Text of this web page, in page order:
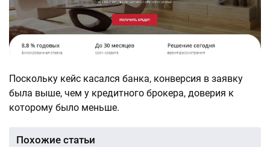
Поскольку кейс касался банка, конверсия в заявку
была выше, чем у кредитного брокера, доверия к
которому было меньше.
Похожие статьи